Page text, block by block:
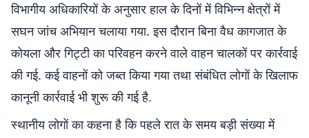
विभागीय अधिकारियों के अनुसार हाल के दिनों में विभिन्न क्षेत्रों में
सघन जांच अभियान चलाया गया. इस दौरान बिना वैध कागजात के
कोयला और गिट्टी का परिवहन करने वाले वाहन चालकों पर कार्रवाई
की गई. कई वाहनों को जब्त किया गया तथा संबंधित लोगों के खिलाफ
कानूनी कार्रवाई भी शुरू की गई है.
स्थानीय लोगों का कहना है कि पहले रात के समय बड़ी संख्या में